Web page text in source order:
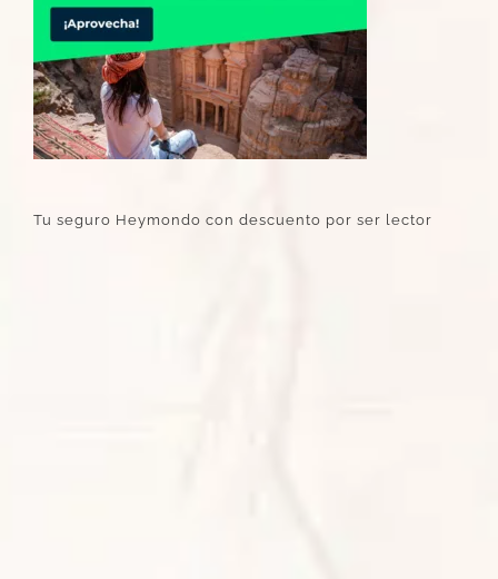
Tu seguro Heymondo con descuento por ser lector